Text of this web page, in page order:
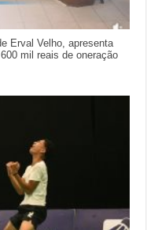
Erval Velho, apresenta
mil reais de oneração